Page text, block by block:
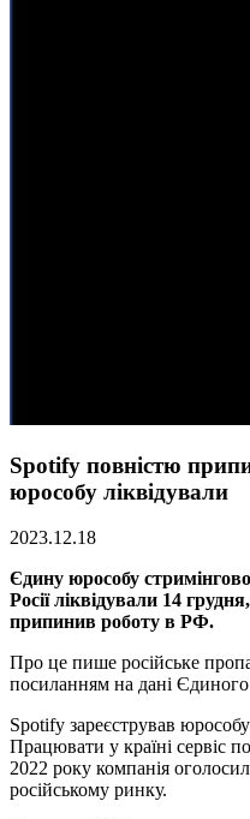
Spotify повністю
юрособу ліквідували
2023.12.18
Єдину юрособу
Росії ліквідували 14
припинив роботу в РФ.
Про це пише російське
посиланням на дані
Spotify зареєстрував юрособу
Працювати у країні сервіс
2022 року компанія
російському ринку.